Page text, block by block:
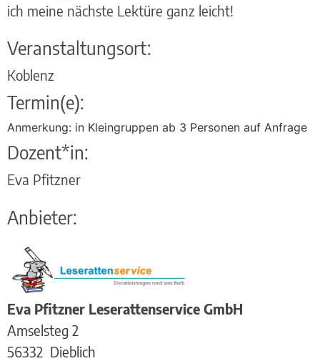
ich meine nächste Lektüre ganz leicht!
Veranstaltungsort:
Koblenz
Termin(e):
Anmerkung: in Kleingruppen ab 3 Personen auf Anfrage
Dozent*in:
Eva Pfitzner
Anbieter:
Eva Pfitzner Leserattenservice GmbH
Amselsteg 2
56332 Dieblich